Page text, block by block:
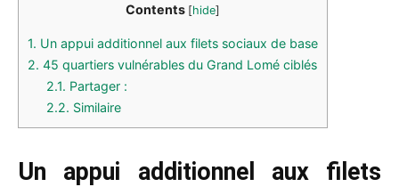
Contents [hide]
1. Un appui additionnel aux filets sociaux de base
2. 45 quartiers vulnérables du Grand Lomé ciblés
2.1. Partager :
2.2. Similaire
Un appui additionnel aux filets